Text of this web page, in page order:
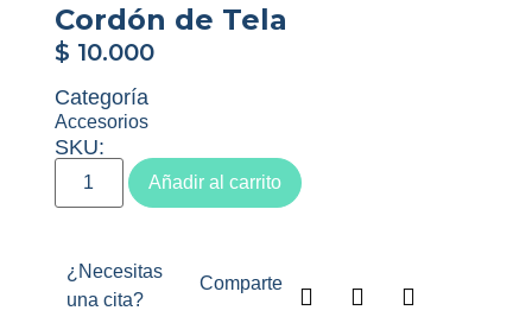
Cordón de Tela
$ 10.000
Categoría
Accesorios
SKU:
Añadir al carrito
¿Necesitas
una cita?
Comparte